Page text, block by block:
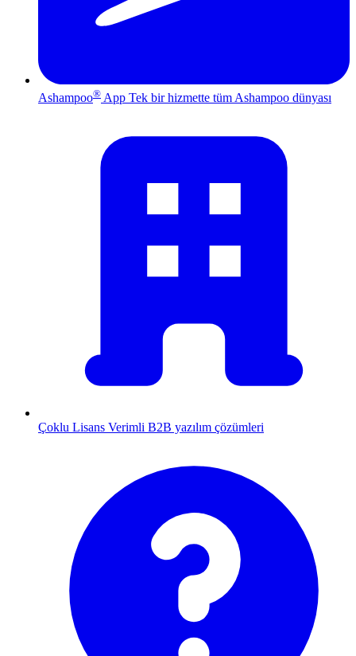
Ashampoo® App Tek bir hizmette tüm Ashampoo dünyası
Çoklu Lisans Verimli B2B yazılım çözümleri